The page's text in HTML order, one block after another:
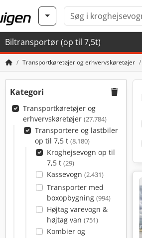
Biltransportør (op til 7,5t)
Transportkøretøjer og erhvervskøretøjer
Kategori
Transportkøretøjer og
erhvervskøretøjer (27.784)
Transportere og lastbiler
op til 7,5 t (8.180)
Kroghejsevogn op til
7,5 t (29)
Kassevogn (2.431)
Transporter med
boxopbygning (994)
Højtag varevogn &
højtag van (751)
Kombier og